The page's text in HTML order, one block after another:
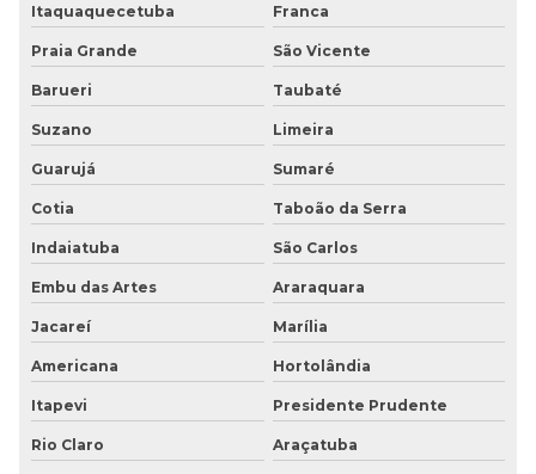
Piso moeda em placas
Piso pastilhado
Piso pastilhado antiderrapante
Piso pastilhado borracha
Piso pastilhado borracha preço
Piso pastilhado emborrachado
Piso pastilhado preço
Piso Paviflex preço
Piso pvc imita madeira
Itaquaquecetuba Franca
Praia Grande São Vicente
Barueri Taubaté
Suzano Limeira
Guarujá Sumaré
Cotia Taboão da Serra
Indaiatuba São Carlos
Embu das Artes Araraquara
Jacareí Marília
Americana Hortolândia
Itapevi Presidente Prudente
Rio Claro Araçatuba